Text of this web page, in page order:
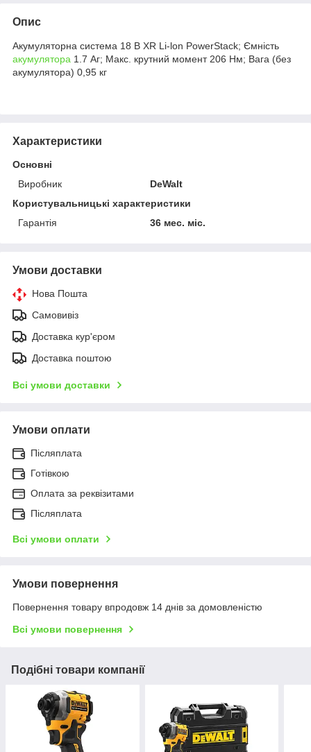
Опис
Акумуляторна система 18 В XR Li-lon PowerStack; Ємність
акумулятора 1.7 Аг; Макс. крутний момент 206 Нм; Вага (без
акумулятора) 0,95 кг
Характеристики
Основні
Виробник
DeWalt
Користувальницькі характеристики
Гарантія
36 мес. міс.
Умови доставки
Нова Пошта
Самовивіз
Доставка кур'єром
Доставка поштою
Всі умови доставки
Умови оплати
Післяплата
Готівкою
Оплата за реквізитами
Післяплата
Всі умови оплати
Умови повернення
Повернення товару впродовж 14 днів за домовленістю
Всі умови повернення
Подібні товари компанії